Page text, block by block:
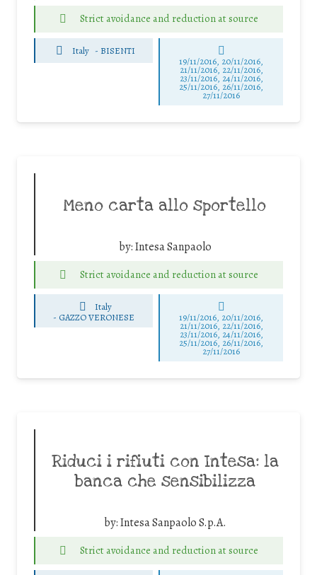
Strict avoidance and reduction at source
Italy - BISENTI
19/11/2016, 20/11/2016,
21/11/2016, 22/11/2016,
23/11/2016, 24/11/2016,
25/11/2016, 26/11/2016,
27/11/2016
Meno carta allo sportello
by:Intesa Sanpaolo
Strict avoidance and reduction at source
Italy
- GAZZO VERONESE 19/11/2016, 20/11/2016,
21/11/2016, 22/11/2016,
23/11/2016, 24/11/2016,
25/11/2016, 26/11/2016,
27/11/2016
Riduci i rifiuti con Intesa: la
banca che sensibilizza
by:Intesa Sanpaolo S.p.A.
Strict avoidance and reduction at source